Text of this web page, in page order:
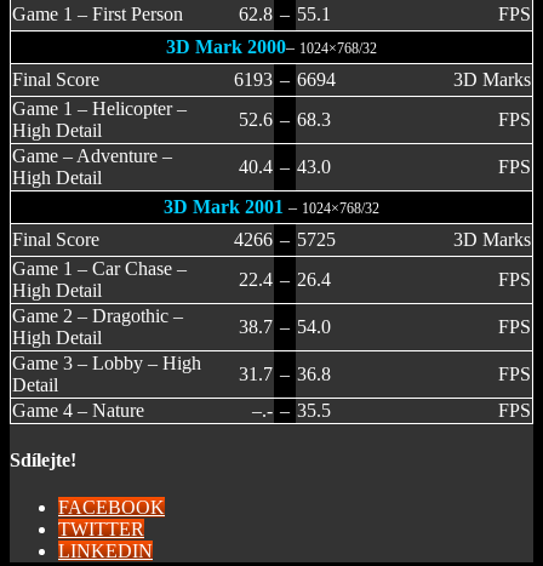
Game 1 – First Person 62.8 – 55.1
FPS
3D Mark 2000– 1024×768/32
Final Score 6193 – 6694
3D Marks
Game 1 – Helicopter –
High Detail
52.6 – 68.3
FPS
Game – Adventure –
High Detail
40.4 – 43.0
FPS
3D Mark 2001 – 1024×768/32
Final Score 4266 – 5725
3D Marks
Game 1 – Car Chase –
High Detail
22.4 – 26.4
FPS
Game 2 – Dragothic –
High Detail
38.7 – 54.0
FPS
Game 3 – Lobby – High
Detail
31.7 – 36.8
FPS
Game 4 – Nature
–.- – 35.5 FPS
Sdílejte!
FACEBOOK
TWITTER
LINKEDIN